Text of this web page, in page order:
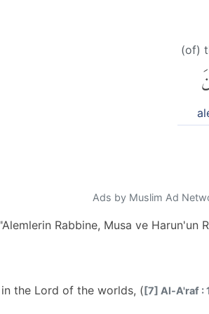
(of)
Ads by Muslim Ad
Rabbine, Musa ve Harun'un
the Lord of the worlds, ([7] Al-A'raf :